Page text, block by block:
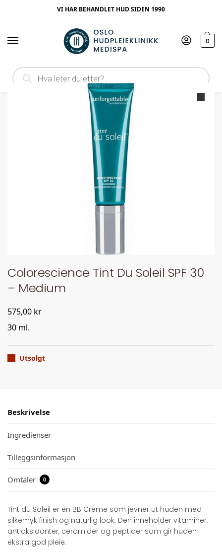
VI HAR BEHANDLET HUD SIDEN 1990
0
Hjem Colorescience Tint Du Soleil SPF 30 – Medium
Colorescience Tint Du Soleil SPF 30
– Medium
575,00 kr
30 ml.
Utsolgt
Beskrivelse
Ingredienser
Tilleggsinformasjon
Omtaler 0
Tint du Soleil er en BB Crème som jevner ut huden med
silkemyk finish og naturlig look. Den inneholder vitaminer,
antioksidanter, ceramider og peptider som gir huden
ekstra god pleie.